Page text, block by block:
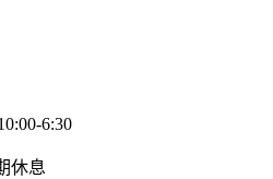
6:30
休息